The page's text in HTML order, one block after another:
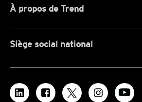
À propos de Trend
Siège social national